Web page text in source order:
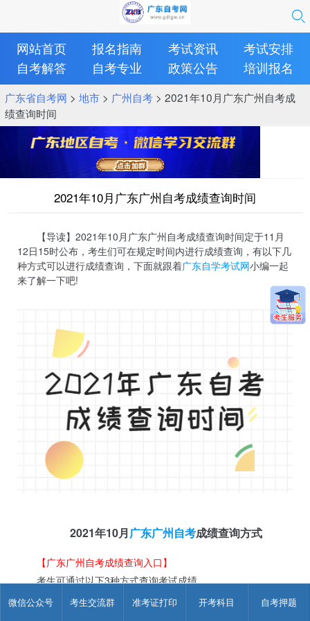
微信公众号 考生交流群 准考证打印 开考科目 自考押题
网站首页 报名指南 考试资讯
考试安排
自考解答
自考专业 政策公告 培训报名
广东省自考网 > 地市> 广州自考> 2021年10月广东广州自考成
绩查询时间
2021年10月广东广州自考成绩查询时间
【导读】2021年10月广东广州自考成绩查询时间定于11月
12日15时公布，考生们可在规定时间内进行成绩查询，有以下几
种方式可以进行成绩查询，下面就跟着广东自学考试网小编一起
来了解一下吧!
2021年10月广东广州自考成绩查询方式
【广东广州自考成绩查询入口 】
考生可通过以下3种方式查询考试成绩。
(一)官微查询